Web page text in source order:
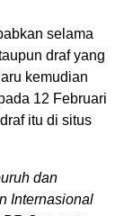
selama
draf yang
kemudian
12 Februari
itu di situs
dan
Internasional